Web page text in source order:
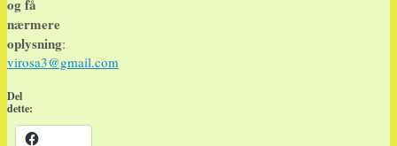
og få
nærmere
oplysning:
virosa3@gmail.com
Del
dette: